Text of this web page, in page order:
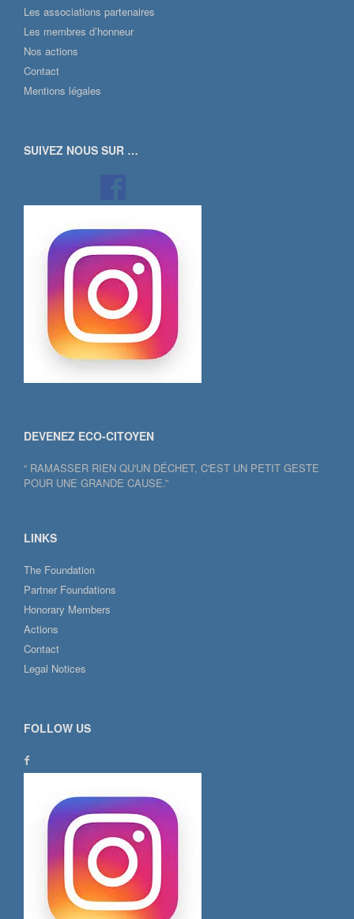
Les associations partenaires
Les membres d’honneur
Nos actions
Contact
Mentions légales
SUIVEZ NOUS SUR …
DEVENEZ ECO-CITOYEN
“ RAMASSER RIEN QU'UN DÉCHET, C'EST UN PETIT GESTE
POUR UNE GRANDE CAUSE.”
LINKS
The Foundation
Partner Foundations
Honorary Members
Actions
Contact
Legal Notices
FOLLOW US